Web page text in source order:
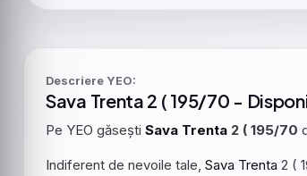
Descriere YEO:
Sava Trenta 2 ( 195/70 -
Pe YEO găsești Sava Trenta 2 ( 195/70
Indiferent de nevoile tale, Sava Trenta 2 (